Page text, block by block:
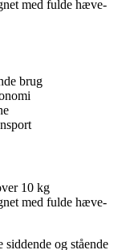
med fulde hæve-
brug
10 kg
med fulde hæve-
og stående